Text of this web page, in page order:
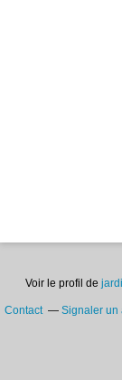
Voir le profil de
Contact Signaler un